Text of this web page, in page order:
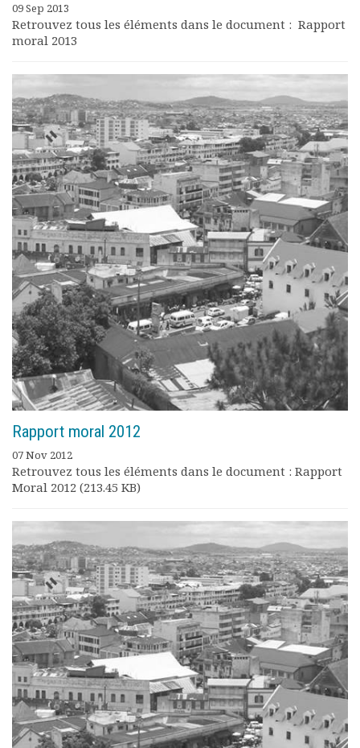
09 Sep 2013
Retrouvez tous les éléments dans le document : Rapport
moral 2013
Rapport moral 2012
07 Nov 2012
Retrouvez tous les éléments dans le document : Rapport
Moral 2012 (213.45 KB)